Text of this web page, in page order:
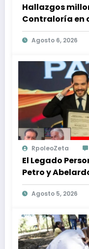
Hallazgos
Contraloría en
$1 billón en
alarmantes
Agosto 6, 2026
RpoleoZeta
El Legado
Petro y
de Gobierno
Agosto 5, 2026